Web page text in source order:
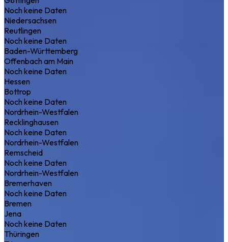
Noch keine Daten
Niedersachsen
Reutlingen
Noch keine Daten
Baden-Württemberg
Offenbach am Main
Noch keine Daten
Hessen
Bottrop
Noch keine Daten
Nordrhein-Westfalen
Recklinghausen
Noch keine Daten
Nordrhein-Westfalen
Remscheid
Noch keine Daten
Nordrhein-Westfalen
Bremerhaven
Noch keine Daten
Bremen
Jena
Noch keine Daten
Thüringen